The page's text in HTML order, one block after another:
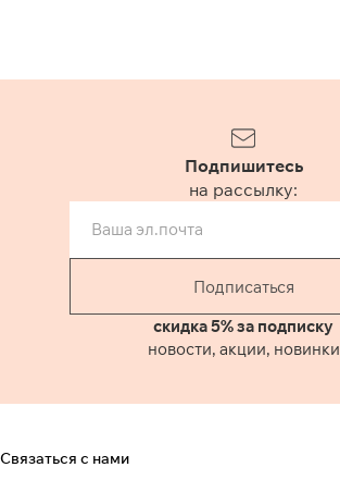
Подпишитесь
на рассылку:
Подписаться
скидка 5% за подписку
новости, акции, новинки
Связаться с нами